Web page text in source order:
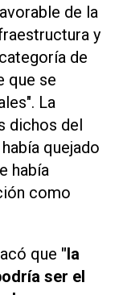
de la
y
de
que se
La
dichos del
quejado
había
como
que "la
ser el